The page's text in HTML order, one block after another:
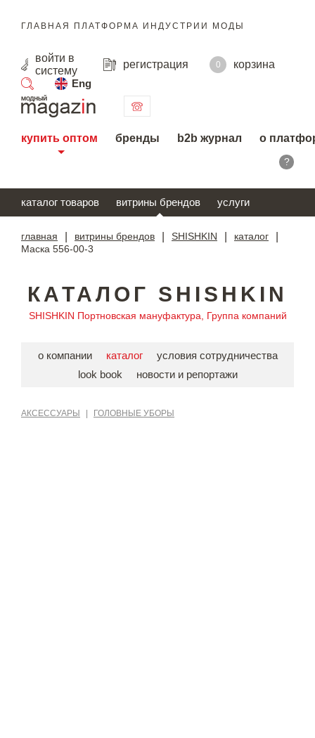
ГЛАВНАЯ ПЛАТФОРМА ИНДУСТРИИ МОДЫ
войти в
систему
регистрация 0
корзина
Eng
поиск
купить оптом бренды b2b журнал о
?
каталог товаров витрины брендов услуги
главная витрины брендов SHISHKIN каталог
Маска 556-00-3
КАТАЛОГ SHISHKIN
SHISHKIN Портновская мануфактура, Группа компаний
о компании каталог
условия сотрудничества
look book
новости и репортажи
АКСЕССУАРЫ ГОЛОВНЫЕ УБОРЫ